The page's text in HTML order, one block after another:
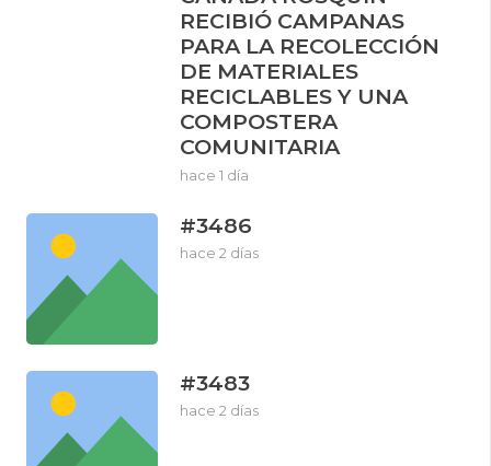
RECIBIÓ CAMPANAS
PARA LA RECOLECCIÓN
DE MATERIALES
RECICLABLES Y UNA
COMPOSTERA
COMUNITARIA
hace 1 día
#3486
hace 2 días
#3483
hace 2 días